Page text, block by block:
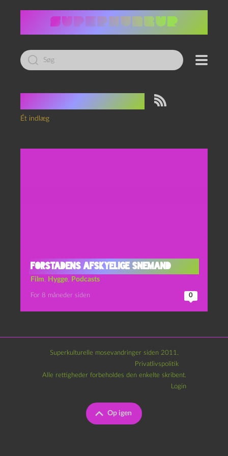
Led
efter:
Ét indlæg
Forstadens Afskyelige Snemand
Film, Hygge, Podcasts
For 8 måneder siden 0
Superkulturelle mosevandringer siden 2011.
Privatlivspolitik
Op igen
Alle rettigheder forbeholdes den enkelte skribent.
Login